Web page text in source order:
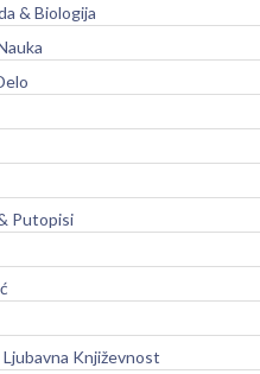
& Biologija
Putopisi
Ljubavna Književnost